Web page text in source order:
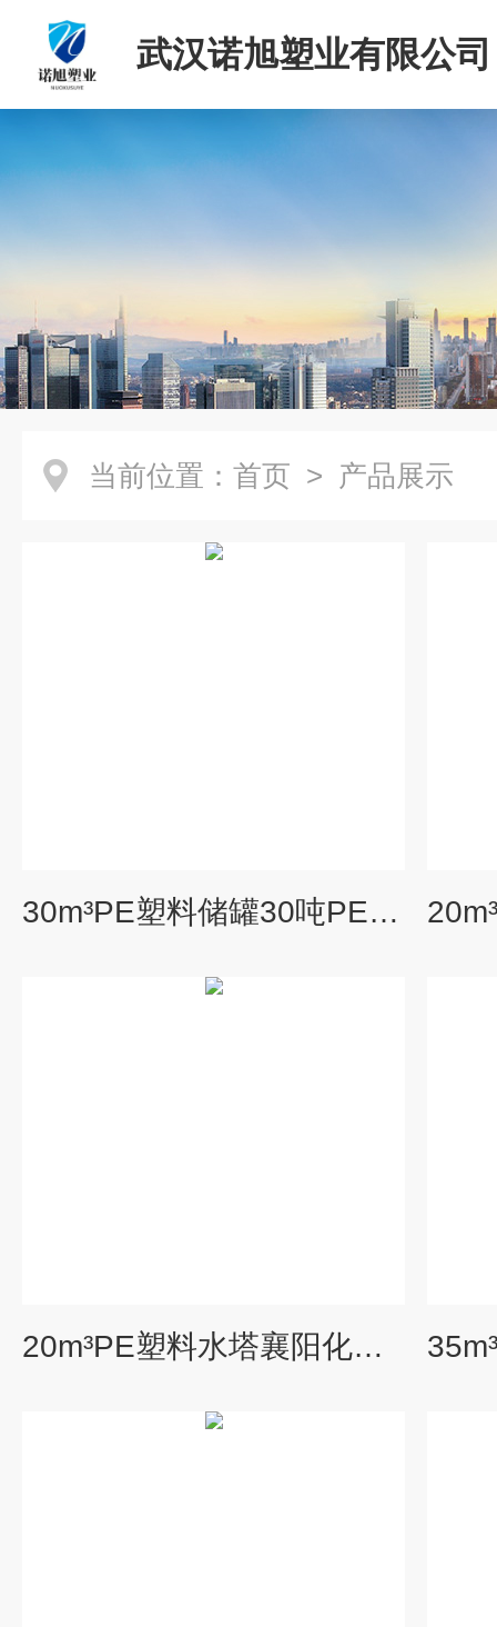
武汉诺旭塑业有限公司
当前位置： 首页 > 产品展示
30m³PE塑料储罐30吨PE聚乙烯化工桶盐酸储罐滚塑一体成型
20m³PE塑料水塔襄阳化工PE大桶20吨防腐耐酸碱沼液储罐